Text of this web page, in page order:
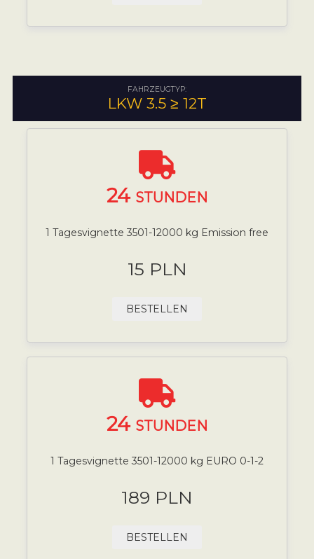
FAHRZEUGTYP:
LKW 3.5 ≥ 12T
24 STUNDEN
1 Tagesvignette 3501-12000 kg Emission free
15 PLN
BESTELLEN
24 STUNDEN
1 Tagesvignette 3501-12000 kg EURO 0-1-2
189 PLN
BESTELLEN